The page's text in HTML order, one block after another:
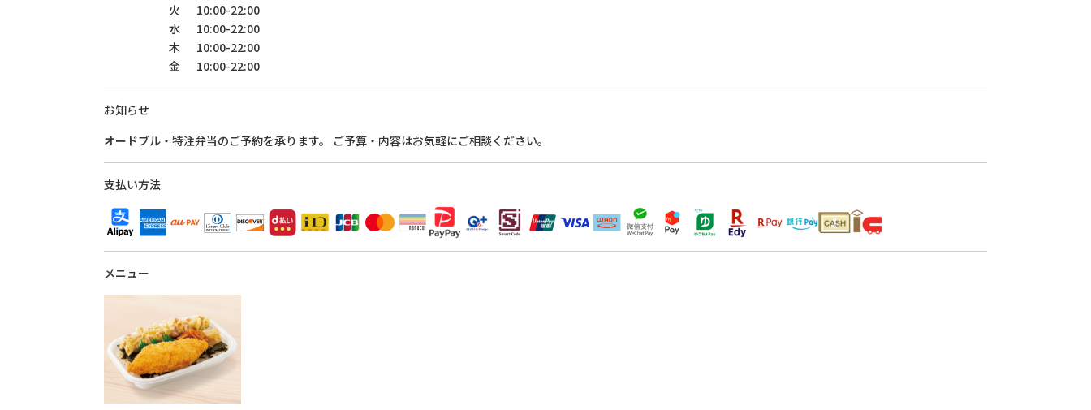
火
10:00-22:00
水
10:00-22:00
木
10:00-22:00
金
10:00-22:00
お知らせ
オードブル・特注弁当のご予約を承ります。 ご予算・内容はお気軽にご相談ください。
支払い方法
メニュー